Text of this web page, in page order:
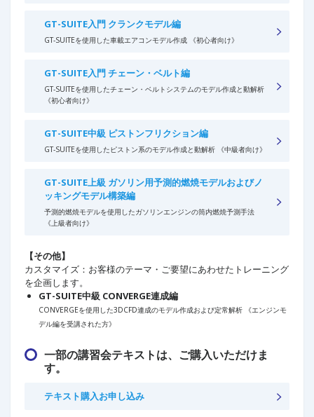
GT-SUITE入門 クランクモデル編
GT-SUITEを使用した車載エアコンモデル作成 《初心者向け》
GT-SUITE入門 チェーン・ベルト編
GT-SUITEを使用したチェーン・ベルトシステムのモデル作成と動解析
《初心者向け》
GT-SUITE中級 ピストンフリクション編
GT-SUITEを使用したピストン系のモデル作成と動解析 《中級者向け》
GT-SUITE上級 ガソリン用予測的燃焼モデルおよびノ
ッキングモデル構築編
予測的燃焼モデルを使用したガソリンエンジンの筒内燃焼予測手法
《上級者向け》
【その他】
カスタマイズ：お客様のテーマ・ご要望にあわせたトレーニング
を企画します。
GT-SUITE中級 CONVERGE連成編
CONVERGEを使用した3DCFD連成のモデル作成および定常解析 《エンジンモ
デル編を受講された方》
一部の講習会テキストは、ご購入いただけま
す。
テキスト購入お申し込み